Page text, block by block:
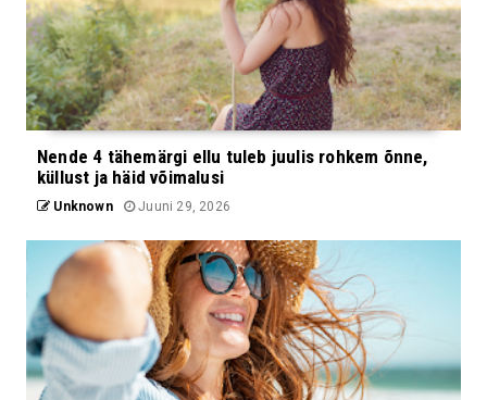
Nende 4 tähemärgi ellu tuleb juulis rohkem õnne,
küllust ja häid võimalusi
Unknown Juuni 29, 2026